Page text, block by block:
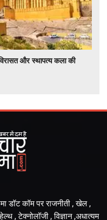
और स्थापत्य कला की
डॉट कॉम पर राजनीती , खेल ,
, टेक्नोलॉजी , विज्ञान ,अधात्यम